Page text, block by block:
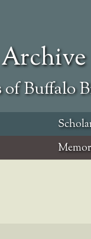
of Buffalo